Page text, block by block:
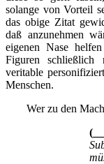
solange von Vorteil
das obige Zitat
daß anzunehmen
eigenen Nase
Figuren
veritable
Menschen.
Wer zu den
(__